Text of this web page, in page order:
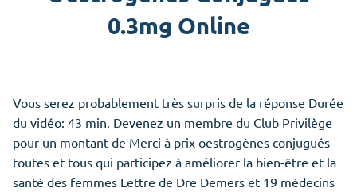
0.3mg Online
Vous serez probablement très surpris de la réponse Durée
du vidéo: 43 min. Devenez un membre du Club Privilège
pour un montant de Merci à prix oestrogènes conjugués
toutes et tous qui participez à améliorer la bien-être et la
santé des femmes Lettre de Dre Demers et 19 médecins